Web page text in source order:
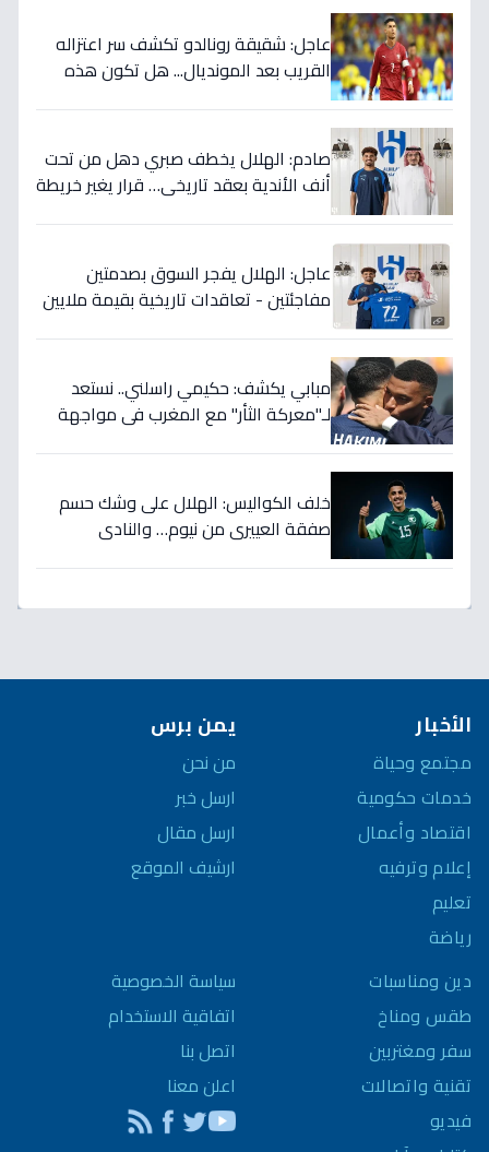
عاجل: شقيقة رونالدو تكشف سر اعتزاله
القريب بعد المونديال... هل تكون هذه
صادم: الهلال يخطف صبري دهل من تحت
أنف الأندية بعقد تاريخي… قرار يغير خريطة
عاجل: الهلال يفجر السوق بصدمتين
مفاجئتين - تعاقدات تاريخية بقيمة ملايين
مبابي يكشف: حكيمي راسلني.. نستعد
لـ"معركة الثأر" مع المغرب في مواجهة
خلف الكواليس: الهلال على وشك حسم
صفقة العييري من نيوم… والنادي
الأخبار
مجتمع وحياة
خدمات حكومية
اقتصاد وأعمال
إعلام وترفيه
تعليم
رياضة
دين ومناسبات
طقس ومناخ
سفر ومغتربين
تقنية واتصالات
فيديو
يمن برس
من نحن
ارسل خبر
ارسل مقال
ارشيف الموقع
سياسة الخصوصية
اتفاقية الاستخدام
اتصل بنا
اعلن معنا